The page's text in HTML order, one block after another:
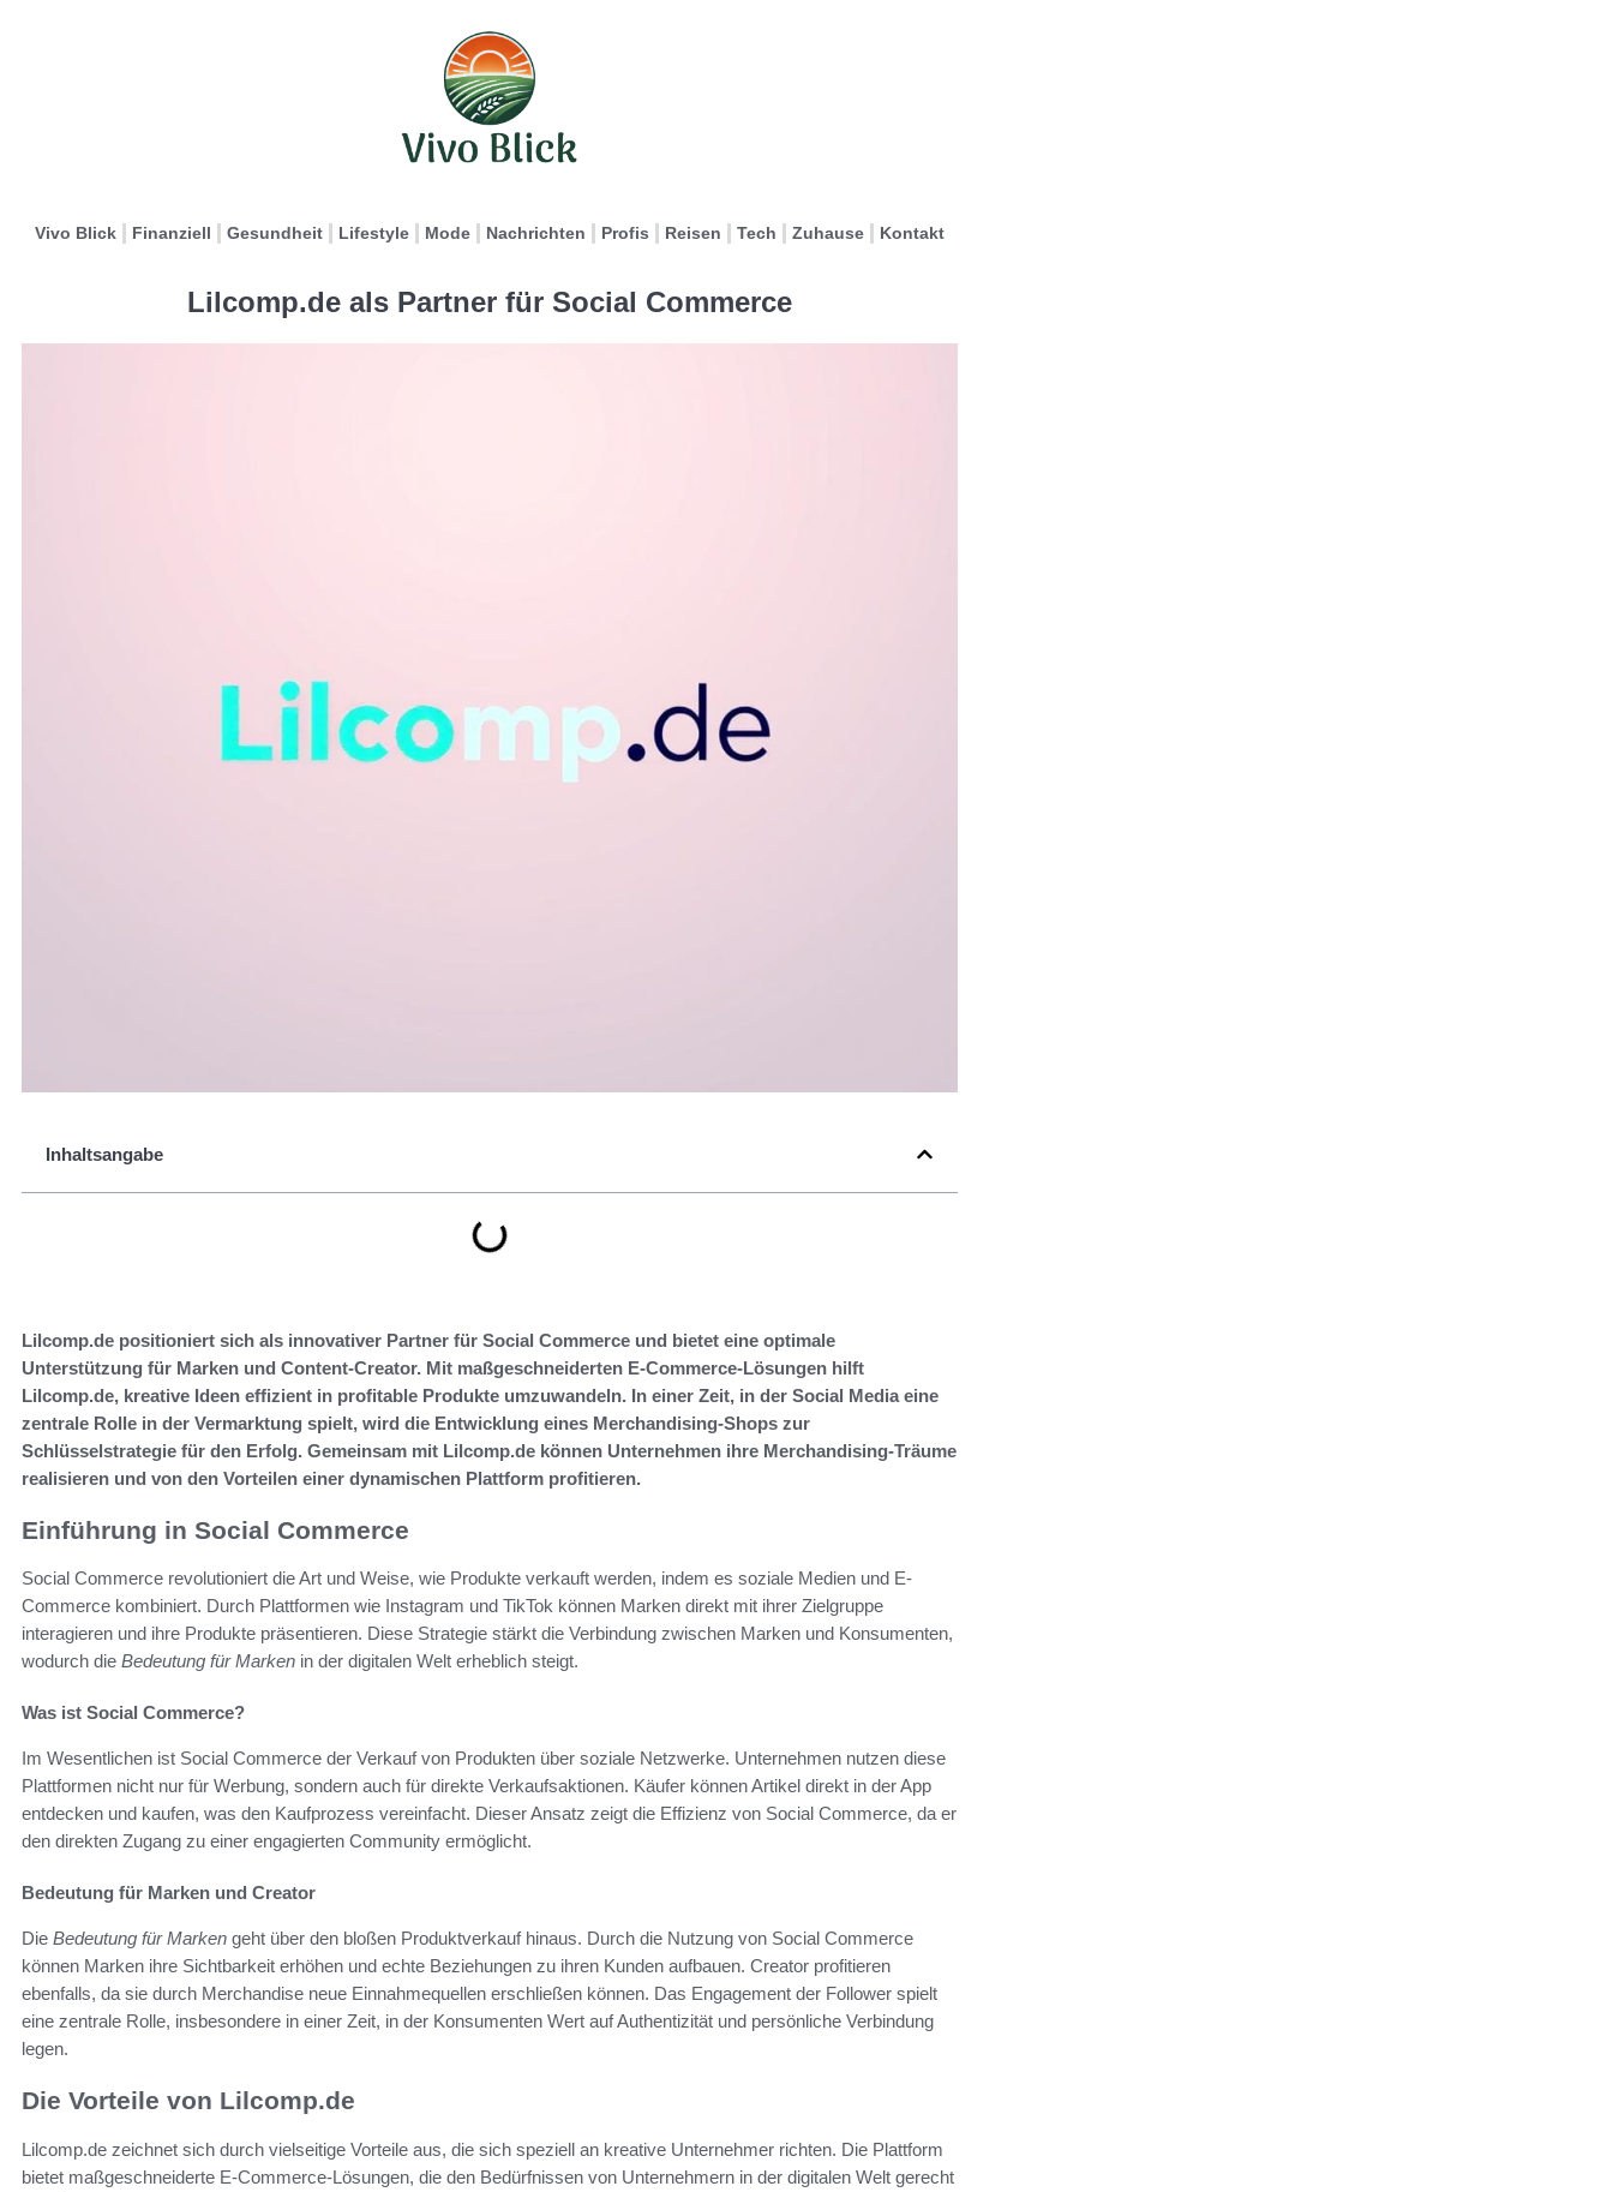
Vivo Blick Finanziell Gesundheit Lifestyle Mode Nachrichten Profis Reisen Tech Zuhause Kontakt
Lilcomp.de als Partner für Social Commerce
Inhaltsangabe
Lilcomp.de positioniert sich als innovativer Partner für Social Commerce und bietet eine optimale
Unterstützung für Marken und Content-Creator. Mit maßgeschneiderten E-Commerce-Lösungen hilft
Lilcomp.de, kreative Ideen effizient in profitable Produkte umzuwandeln. In einer Zeit, in der Social Media eine
zentrale Rolle in der Vermarktung spielt, wird die Entwicklung eines Merchandising-Shops zur
Schlüsselstrategie für den Erfolg. Gemeinsam mit Lilcomp.de können Unternehmen ihre Merchandising-Träume
realisieren und von den Vorteilen einer dynamischen Plattform profitieren.
Einführung in Social Commerce
Social Commerce revolutioniert die Art und Weise, wie Produkte verkauft werden, indem es soziale Medien und E-
Commerce kombiniert. Durch Plattformen wie Instagram und TikTok können Marken direkt mit ihrer Zielgruppe
interagieren und ihre Produkte präsentieren. Diese Strategie stärkt die Verbindung zwischen Marken und Konsumenten,
wodurch die Bedeutung für Marken in der digitalen Welt erheblich steigt.
Was ist Social Commerce?
Im Wesentlichen ist Social Commerce der Verkauf von Produkten über soziale Netzwerke. Unternehmen nutzen diese
Plattformen nicht nur für Werbung, sondern auch für direkte Verkaufsaktionen. Käufer können Artikel direkt in der App
entdecken und kaufen, was den Kaufprozess vereinfacht. Dieser Ansatz zeigt die Effizienz von Social Commerce, da er
den direkten Zugang zu einer engagierten Community ermöglicht.
Bedeutung für Marken und Creator
Die Bedeutung für Marken geht über den bloßen Produktverkauf hinaus. Durch die Nutzung von Social Commerce
können Marken ihre Sichtbarkeit erhöhen und echte Beziehungen zu ihren Kunden aufbauen. Creator profitieren
ebenfalls, da sie durch Merchandise neue Einnahmequellen erschließen können. Das Engagement der Follower spielt
eine zentrale Rolle, insbesondere in einer Zeit, in der Konsumenten Wert auf Authentizität und persönliche Verbindung
legen.
Die Vorteile von Lilcomp.de
Lilcomp.de zeichnet sich durch vielseitige Vorteile aus, die sich speziell an kreative Unternehmer richten. Die Plattform
bietet maßgeschneiderte E-Commerce-Lösungen, die den Bedürfnissen von Unternehmern in der digitalen Welt gerecht